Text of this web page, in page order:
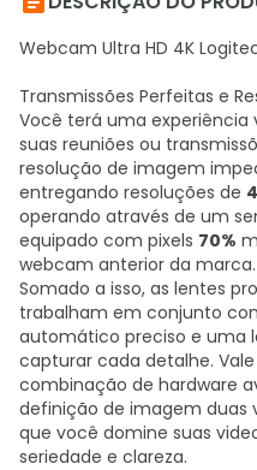
Webcam Ultra HD 4K
Transmissões Perfeitas e
Você terá uma experiência
suas reuniões ou
resolução de imagem
entregando resoluções de
operando através de um
equipado com pixels 70%
webcam anterior da marca.
Somado a isso, as lentes
trabalham em conjunto
automático preciso e uma
capturar cada detalhe.
combinação de hardware
definição de imagem duas
que você domine suas
seriedade e clareza.